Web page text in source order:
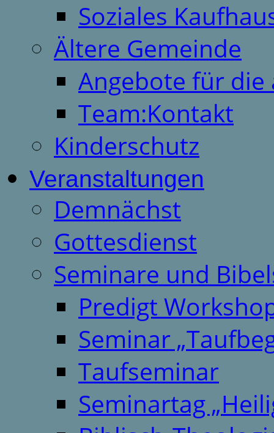
Soziales
Ältere Gemeinde
Angebote für
Team:Kontakt
Kinderschutz
Veranstaltungen
Demnächst
Gottesdienst
Seminare und
Predigt
Seminar
Taufseminar
Seminartag